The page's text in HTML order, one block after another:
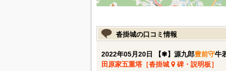
沓掛城の口コミ情報
2022年05月20日 【✾】源九郎豊前守牛
田原家五重塔［沓掛城
碑・説明板］